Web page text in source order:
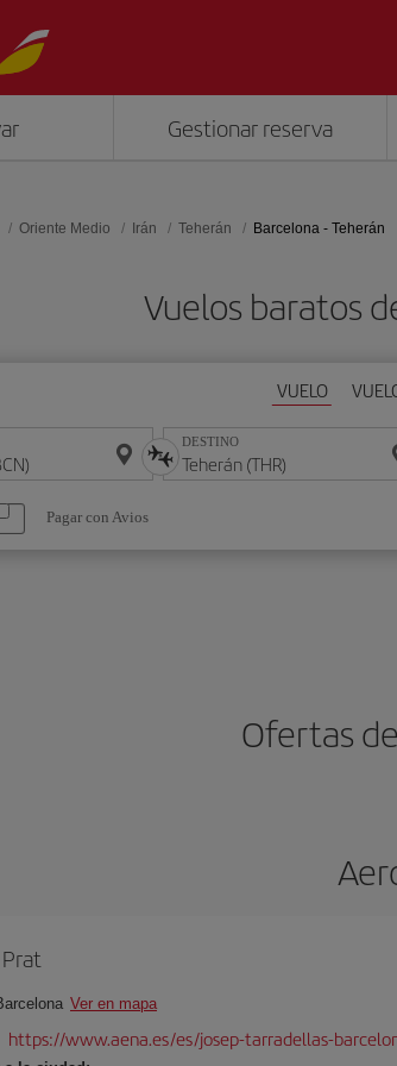
Gestionar reserva
Oriente Medio Irán Teherán Barcelona - Teherán
Vuelos baratos
VUELO
DESTINO
Pagar con Avios
Ofertas
Ver en mapa
https://www.aena.es/es/josep-tarradellas-